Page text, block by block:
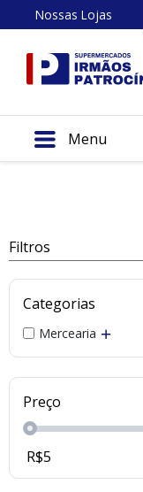
Nossas Lojas
Menu
Filtros
Categorias
Mercearia
Preço
R$5